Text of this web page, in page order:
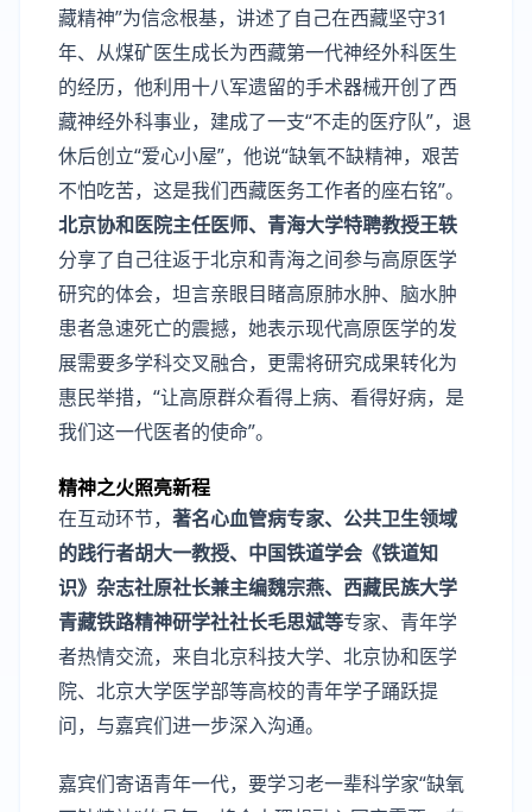
藏精神”为信念根基，讲述了自己在西藏坚守31
年、从煤矿医生成长为西藏第一代神经外科医生
的经历，他利用十八军遗留的手术器械开创了西
藏神经外科事业，建成了一支“不走的医疗队”，退
休后创立“爱心小屋”，他说“缺氧不缺精神，艰苦
不怕吃苦，这是我们西藏医务工作者的座右铭”。
北京协和医院主任医师、青海大学特聘教授王轶
分享了自己往返于北京和青海之间参与高原医学
研究的体会，坦言亲眼目睹高原肺水肿、脑水肿
患者急速死亡的震撼，她表示现代高原医学的发
展需要多学科交叉融合，更需将研究成果转化为
惠民举措，“让高原群众看得上病、看得好病，是
我们这一代医者的使命”。
精神之火照亮新程
在互动环节， 著名心血管病专家、公共卫生领域
的践行者胡大一教授、中国铁道学会《铁道知
识》杂志社原社长兼主编魏宗燕、西藏民族大学
青藏铁路精神研学社社长毛思斌等专家、青年学
者热情交流，来自北京科技大学、北京协和医学
院、北京大学医学部等高校的青年学子踊跃提
问，与嘉宾们进一步深入沟通。
嘉宾们寄语青年一代，要学习老一辈科学家“缺氧